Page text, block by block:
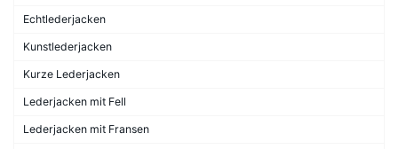
Echtlederjacken
Kunstlederjacken
Kurze Lederjacken
Lederjacken mit Fell
Lederjacken mit Fransen